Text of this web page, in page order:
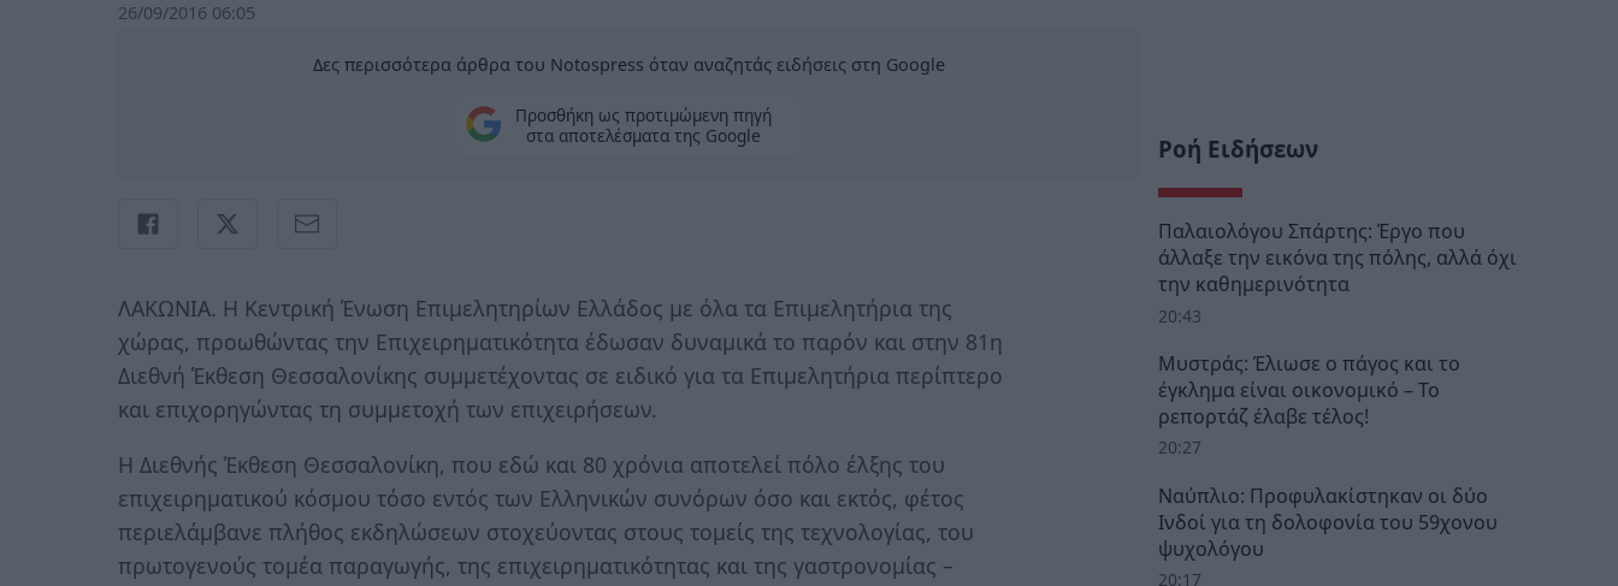
26/09/2016 06:05
Δες περισσότερα άρθρα του Notospress όταν αναζητάς ειδήσεις στη Google
Προσθήκη ως προτιμώμενη πηγή
στα αποτελέσματα της Google
ΛΑΚΩΝΙΑ. Η Κεντρική Ένωση Επιμελητηρίων Ελλάδος με όλα τα Επιμελητήρια της
χώρας, προωθώντας την Επιχειρηματικότητα έδωσαν δυναμικά το παρόν και στην 81η
Διεθνή Έκθεση Θεσσαλονίκης συμμετέχοντας σε ειδικό για τα Επιμελητήρια περίπτερο
και επιχορηγώντας τη συμμετοχή των επιχειρήσεων.
Η Διεθνής Έκθεση Θεσσαλονίκη, που εδώ και 80 χρόνια αποτελεί πόλο έλξης του
επιχειρηματικού κόσμου τόσο εντός των Ελληνικών συνόρων όσο και εκτός, φέτος
περιελάμβανε πλήθος εκδηλώσεων στοχεύοντας στους τομείς της τεχνολογίας, του
πρωτογενούς τομέα παραγωγής, της επιχειρηματικότητας και της γαστρονομίας –
Ροή Ειδήσεων
Παλαιολόγου Σπάρτης: Έργο που
άλλαξε την εικόνα της πόλης, αλλά όχι
την καθημερινότητα
20:43
Μυστράς: Έλιωσε ο πάγος και το
έγκλημα είναι οικονομικό – Το
ρεπορτάζ έλαβε τέλος!
20:27
Ναύπλιο: Προφυλακίστηκαν οι δύο
Ινδοί για τη δολοφονία του 59χονου
ψυχολόγου
20:17